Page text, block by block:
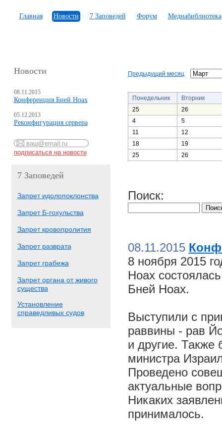
Главная Новости 7 Заповедей Форум Медиабиблиотека
Новости
08.11.2015
Конференция Бней Ноах
05.12.2013
Реконфигурация сервера
7 Заповедей
Запрет идолопоклонства
Запрет Б-гохульства
Запрет кровопролития
Запрет разврата
Запрет грабежа
Запрет органа от живого
существа
Установление
справедливых судов
Предыдущий месяц
Понедельник
Вторник
25
26
4
5
11
12
18
19
25
26
Поиск:
08.11.2015
8 ноября 2015
Ноах
Бней Ноах.
Выступили с
раввины - рав
и другие. Также
министра
Проведено
актуальные
Никаких
принималось.